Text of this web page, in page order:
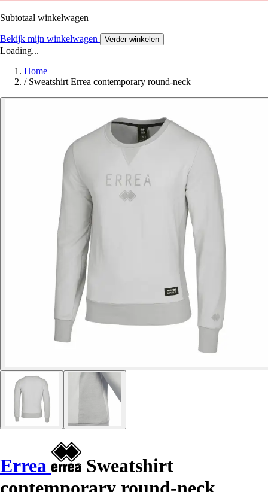
Subtotaal winkelwagen
Bekijk mijn winkelwagen Verder winkelen
Loading...
Home
/ Sweatshirt Errea contemporary round-neck
Errea
Sweatshirt